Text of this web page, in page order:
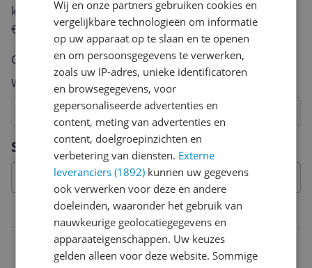
Specificaties
Belangrijkste kenmerken
keuze te maken én maak je iedere maand kans op
€250,-!
Klik hier voor de actievoorwaarden.
Cijfer
Welk cijfer geef jij dit product?
7
6
5
4
3
2
Vraag 1 van 4
Wij en onze partners gebruiken cookies en
vergelijkbare technologieën om informatie
op uw apparaat op te slaan en te openen
en om persoonsgegevens te verwerken,
zoals uw IP-adres, unieke identificatoren
en browsegegevens, voor
gepersonaliseerde advertenties en
content, meting van advertenties en
content, doelgroepinzichten en
verbetering van diensten. Externe
leveranciers (1892) kunnen uw gegevens
ook verwerken voor deze en andere
doeleinden, waaronder het gebruik van
nauwkeurige geolocatiegegevens en
apparaateigenschappen. Uw keuzes
gelden alleen voor deze website. Sommige